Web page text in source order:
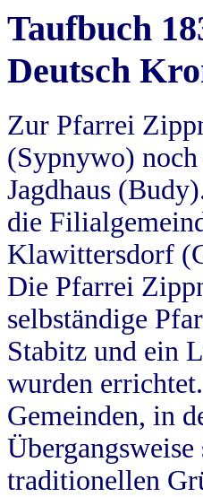
Taufbuch
Deutsch
Zur Pfarrei
(Sypnywo)
Jagdhaus
die
Klawittersdorf
Die Pfarrei
selbständige
Stabitz und ein
wurden
Gemeinden, in
traditionellen